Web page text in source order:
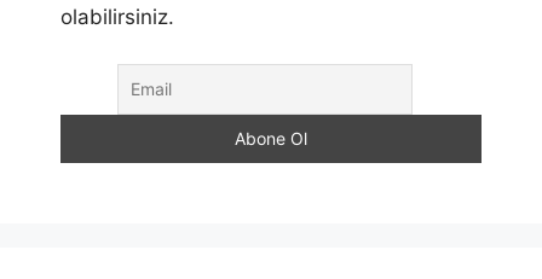
olabilirsiniz.